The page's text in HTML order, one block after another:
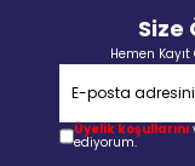
Size
Hemen
Üyelik koşullarını
ediyorum.